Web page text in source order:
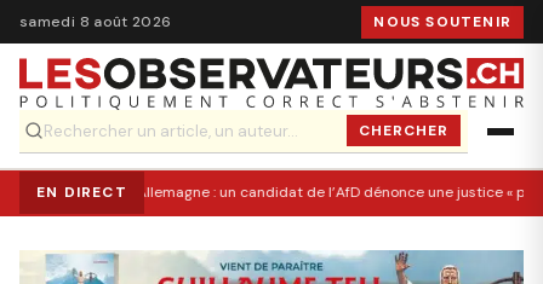
samedi 8 août 2026 NOUS SOUTENIR
CHERCHER
EN DIRECT Allemagne : un candidat de l’AfD dénonce une justice «